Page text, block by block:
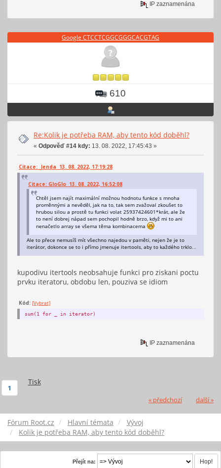
IP zaznamenána
Google CTCCTCGGCGGGCACGTAG
610
Re:Kolik je potřeba RAM, aby tento kód doběhl?
« Odpověď #14 kdy: 13. 08. 2022, 17:45:43 »
Citace: _Jenda 13. 08. 2022, 17:19:28
Citace: GloGlo 13. 08. 2022, 16:52:08
Chtěl jsem najít maximální možnou hodnotu funkce s mnoha
proměnnými a nevěděl, jak na to, tak sem zvažoval zkoušet to
hrubou silou a prostě tu funkci volat 25937424601*krát, ale že
to není dobrej nápad sem pochopil hodně brzo, když mi to ani
nenačetlo array se všema těma kombinacema
Ale to přece nemusíš mít všechno najedou v paměti, nejen že je to
iterátor, dokonce se to i přímo jmenuje itertools, aby to každého trklo…
kupodivu itertools neobsahuje funkci pro ziskani poctu
prvku iteratoru, obdobu len, pouziva se idiom
Kód: [Vybrat]
sum(1 for _ in iterator)
IP zaznamenána
Tisk
1
« předchozí další »
Fórum Root.cz Hlavní témata
Vývoj
Kolik je potřeba RAM, aby tento kód doběhl?
Přejít na: